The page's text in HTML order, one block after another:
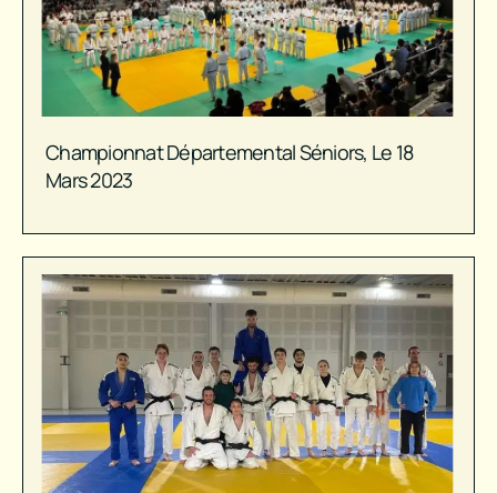
Championnat Départemental Séniors, Le 18
Mars 2023